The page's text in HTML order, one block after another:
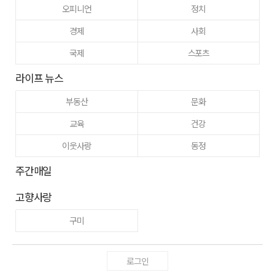
오피니언
정치
경제
사회
국제
스포츠
라이프 뉴스
부동산
문화
교육
건강
이웃사랑
동정
주간매일
고향사랑
구미
로그인